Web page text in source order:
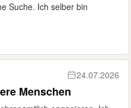
Suche. Ich selber bin
24.07.2026
Menschen